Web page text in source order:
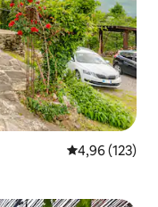
4,96 de uma
4,96 (123)